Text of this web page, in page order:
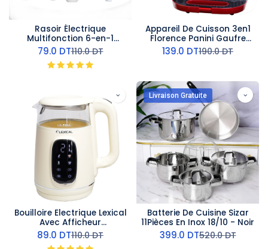
Rasoir Électrique
Multifonction 6-en-1
Kemei
79.0 DT110.0DT
Appareil De Cuisson 3en1
Florence Panini Gaufre
Zouza 1400W- Rouge
139.0 DT190.0DT
Bouilloire Electrique Lexical
Avec Afficheur
Température 2200W Beige
1,7L
89.0 DT110.0DT
Livraison Gratuite
Batterie De Cuisine Sizar
11Pièces En Inox 18/10 - Noir
399.0 DT520.0DT